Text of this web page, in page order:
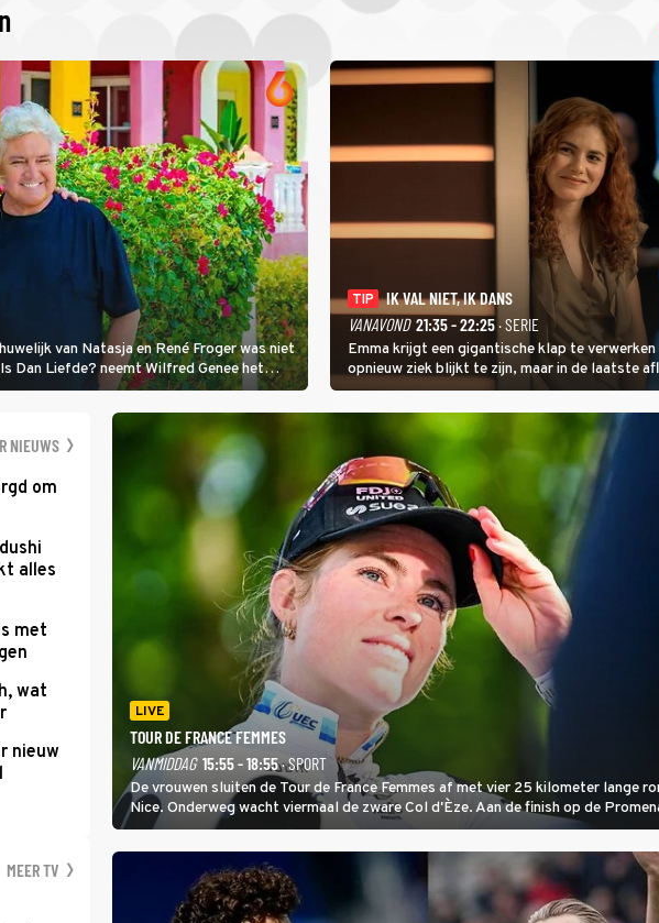
van Natasja en René Froger was niet
Dan Liefde? neemt Wilfred Genee het
liefde te hebben.
TIP
IK VAL NIET, IK DANS
VANAVOND 21:35 - 22:25· SERIE
Emma krijgt een gigantische klap te verwerken
opnieuw ziek blijkt te zijn, maar in de laatste
Val Niet, Ik Dans laat ze zien dat ze niet van
geven, zelfs als ze daarvoor een ingrijpende
moet ondergaan.
NIEUWS
om
alles
met
wat
nieuw
MEER TV
LIVE
TOUR DE FRANCE FEMMES
VANMIDDAG 15:55 - 18:55· SPORT
De vrouwen sluiten de Tour de France Femmes af met vier 25 kilometer lange
Nice. Onderweg wacht viermaal de zware Col d'Èze. Aan de finish op de
Anglais krijgt de eindwinnaar de laatste gele trui.